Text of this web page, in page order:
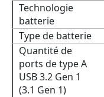
Technologie
batterie
Type de batterie
Quantité de
ports de type A
USB 3.2 Gen 1
(3.1 Gen 1)